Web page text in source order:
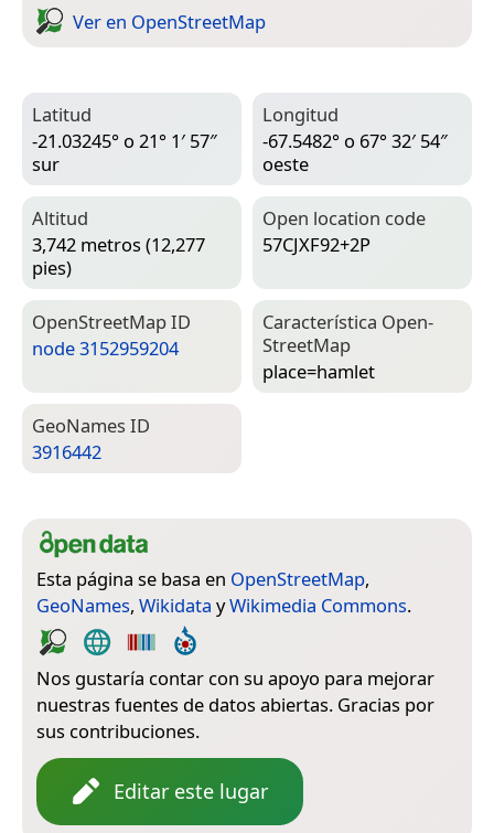
Ver en Open­Street­Map
Latitud
-21.03245° o 21° 1′ 57″
sur
Longitud
-67.5482° o 67° 32′ 54″
oeste
Altitud
3,742 metros (12,277
pies)
Open location code
57CJXF92+2P
Open­Street­Map ID
node 3152959204
Característica Open­
Street­Map
place=­hamlet
Geo­Names ID
3916442
Esta página se basa en OpenStreetMap,
GeoNames, Wikidata yWikimedia Commons.
Nos gustaría contar con su apoyo para mejorar
nuestras fuentes de datos abiertas. Gracias por
sus contribuciones.
Editar este lugar